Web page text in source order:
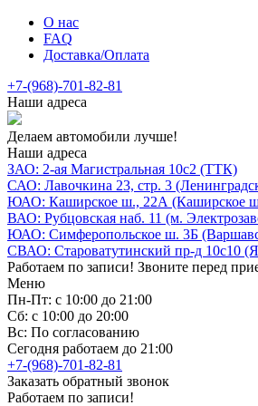
О нас
FAQ
Доставка/Оплата
+7-(968)-701-82-81
Наши адреса
Делаем автомобили лучше!
Наши адреса
ЗАО: 2-ая Магистральная 10с2 (ТТК)
САО: Лавочкина 23, стр. 3
ЮАО: Каширское ш., 22А (Каширское
ВАО: Рубцовская наб. 11 (м.
ЮАО: Симферопольское ш. 3Б
СВАО: Староватутинский пр-д 10с10
Работаем по записи! Звоните перед
Меню
Пн-Пт: с 10:00 до 21:00
Сб: с 10:00 до 20:00
Вс: По согласованию
Сегодня работаем до 21:00
+7-(968)-701-82-81
Заказать обратный звонок
Работаем по записи!